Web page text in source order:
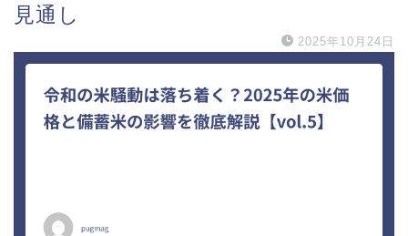
見通し
2025年10月24日